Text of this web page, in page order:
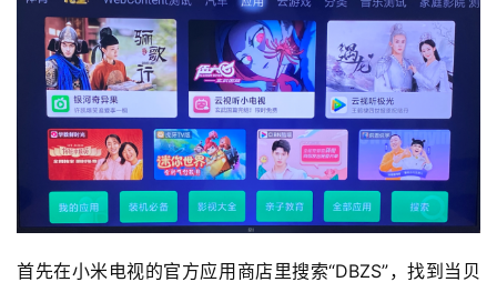
首先在小米电视的官方应用商店里搜索“DBZS”，找到当贝